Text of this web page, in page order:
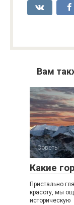
Вам
Советы
Какие
Пристально
красоту, мы
историческую